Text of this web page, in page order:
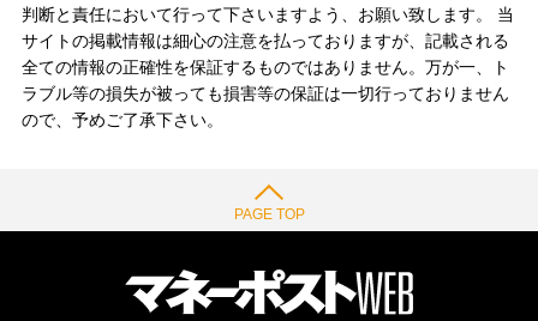
判断と責任において行って下さいますよう、お願い致します。 当
サイトの掲載情報は細心の注意を払っておりますが、記載される
全ての情報の正確性を保証するものではありません。万が一、ト
ラブル等の損失が被っても損害等の保証は一切行っておりません
ので、予めご了承下さい。
PAGE TOP